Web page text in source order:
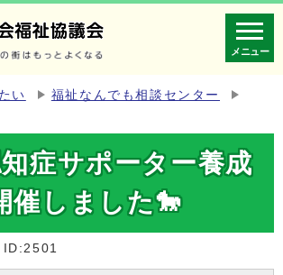
メニュー
い
福祉なんでも相談センター
症サポーター養成
催しました🐎
ID:2501